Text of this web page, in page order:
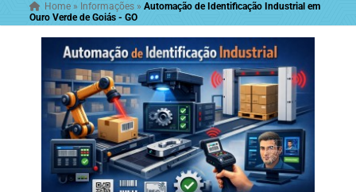
Home » Informações »Automação de Identificação Industrial em
Ouro Verde de Goiás - GO